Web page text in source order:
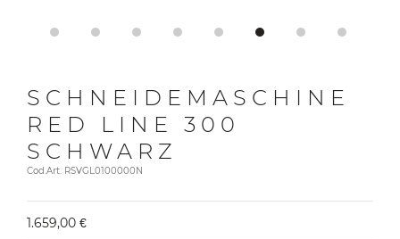
SCHNEIDEMASCHINE
RED LINE 300
SCHWARZ
Cod.Art. RSVGL0100000N
1.659,00 €